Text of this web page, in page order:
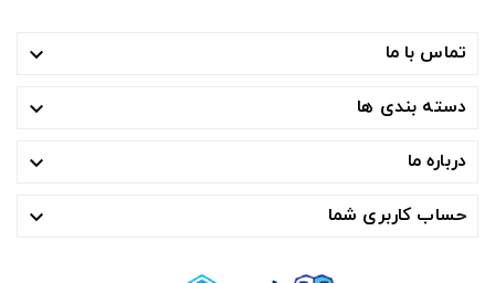
تماس با ما 
دسته بندی ها 
درباره ما 
حساب کاربری شما 